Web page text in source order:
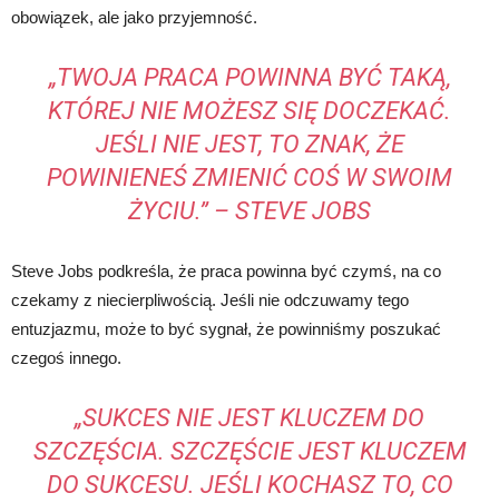
obowiązek, ale jako przyjemność.
„TWOJA PRACA POWINNA BYĆ TAKĄ,
KTÓREJ NIE MOŻESZ SIĘ DOCZEKAĆ.
JEŚLI NIE JEST, TO ZNAK, ŻE
POWINIENEŚ ZMIENIĆ COŚ W SWOIM
ŻYCIU.” – STEVE JOBS
Steve Jobs podkreśla, że praca powinna być czymś, na co
czekamy z niecierpliwością. Jeśli nie odczuwamy tego
entuzjazmu, może to być sygnał, że powinniśmy poszukać
czegoś innego.
„SUKCES NIE JEST KLUCZEM DO
SZCZĘŚCIA. SZCZĘŚCIE JEST KLUCZEM
DO SUKCESU. JEŚLI KOCHASZ TO, CO